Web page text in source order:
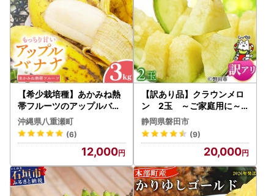
【希少栽培種】あかみね熱
帯フルーツのアップルバナ
ナ約3kg - 国産 希少種 フレ
ッシュ 小ぶり 食べやすい
おすすめ 沖縄県 八重瀬町
沖縄県八重瀬町
(6)
12,000
【訳あり品】クラウンメロ
ン 2玉 ～ご家庭用に～
_マスクメロン 高級 静岡
県産_【配送不可地域：離島
・北海道・沖縄県】【1416
静岡県磐田市
(9)
20,000